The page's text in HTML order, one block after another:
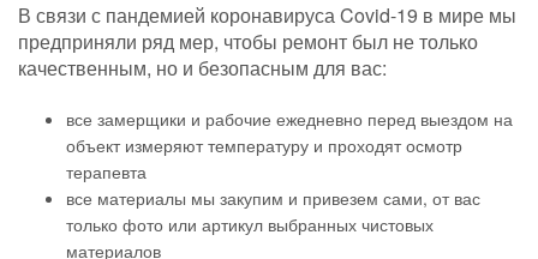
В связи с пандемией коронавируса Covid-19 в мире мы
предприняли ряд мер, чтобы ремонт был не только
качественным, но и безопасным для вас:
все замерщики и рабочие ежедневно перед выездом на
объект измеряют температуру и проходят осмотр
терапевта
все материалы мы закупим и привезем сами, от вас
только фото или артикул выбранных чистовых
материалов